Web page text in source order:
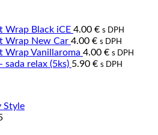
Wrap Black iCE 4.00 € s DPH
Wrap New Car 4.00 € s DPH
Wrap Vanillaroma 4.00 € s DPH
sada relax (5ks) 5.90 € s DPH
Style